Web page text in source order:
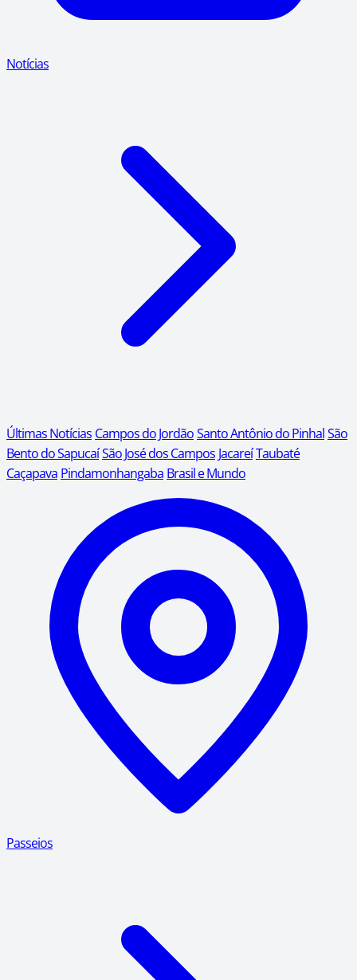
Notícias
Últimas Notícias Campos do JordãoSanto Antônio do PinhalSão
Bento do SapucaíSão José dos Campos JacareíTaubaté
Caçapava Pindamonhangaba Brasil e Mundo
Passeios